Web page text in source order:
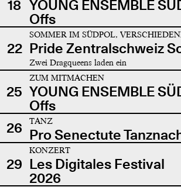
18 YOUNG ENSEMBLE
Offs
22
SOMMER IM SÜDPOL,
Pride Zentralschweiz
Zwei Dragqueens laden ein
25
ZUM MITMACHEN
YOUNG ENSEMBLE
Offs
26
TANZ
Pro Senectute
29
KONZERT
Les Digitales Festival
2026